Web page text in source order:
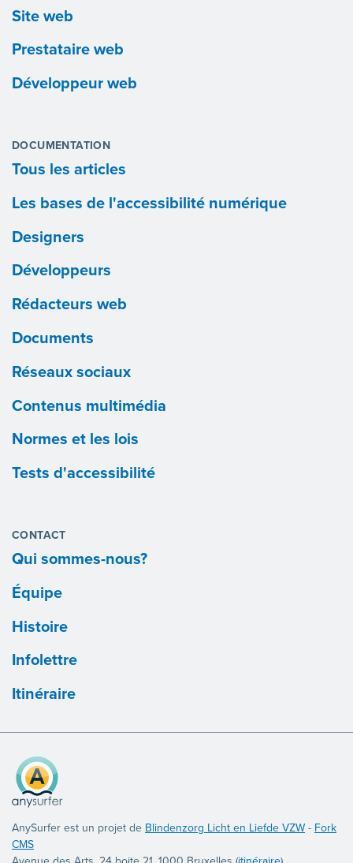
Site web
Prestataire web
Développeur web
DOCUMENTATION
Tous les articles
Les bases de l'accessibilité numérique
Designers
Développeurs
Rédacteurs web
Documents
Réseaux sociaux
Contenus multimédia
Normes et les lois
Tests d'accessibilité
CONTACT
Qui sommes-nous?
Équipe
Histoire
Infolettre
Itinéraire
AnySurfer est un projet de Blindenzorg Licht en Liefde VZW - Fork
CMS